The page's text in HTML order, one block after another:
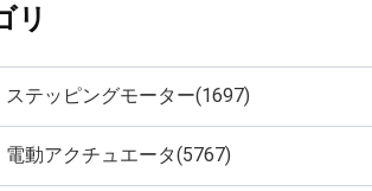
リ
ステッピングモーター(1697)
電動アクチュエータ(5767)